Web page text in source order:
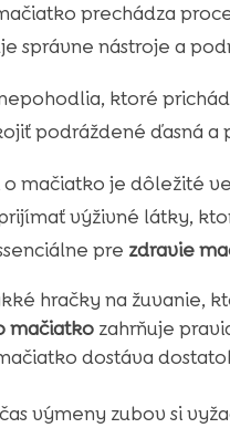
prechádza
správne nástroje a
ktoré
podráždené ďasná a
o mačiatko je dôležité
výživné látky,
pre zdravie
hračky na žuvanie,
mačiatkozahrňuje
dostáva
výmeny zubov si